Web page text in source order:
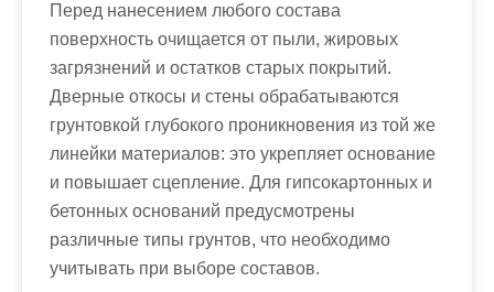
Перед нанесением любого состава
поверхность очищается от пыли, жировых
загрязнений и остатков старых покрытий.
Дверные откосы и стены обрабатываются
грунтовкой глубокого проникновения из той же
линейки материалов: это укрепляет основание
и повышает сцепление. Для гипсокартонных и
бетонных оснований предусмотрены
различные типы грунтов, что необходимо
учитывать при выборе составов.